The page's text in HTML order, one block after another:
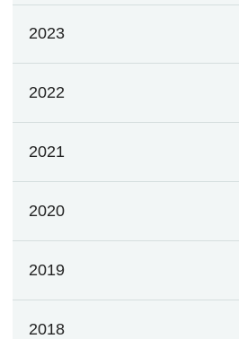
2023
2022
2021
2020
2019
2018